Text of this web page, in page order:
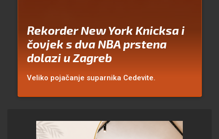
Rekorder New York Knicksa i
čovjek s dva NBA prstena
dolazi u Zagreb
Veliko pojačanje suparnika Cedevite.